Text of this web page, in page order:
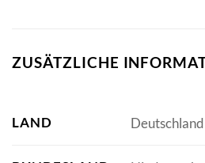
ZUSÄTZLICHE
LAND Deutschland